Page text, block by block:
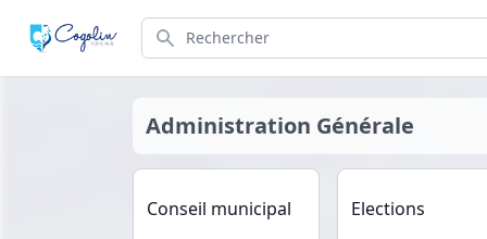
Search
Administration Générale
Conseil municipal Elections